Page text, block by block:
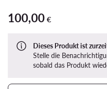
100,00 €
100,00 €
Dieses Produkt ist
Stelle die
sobald das Produkt